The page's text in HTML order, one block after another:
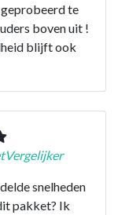
te
boven uit !
blijft ook
snelheden
pakket? Ik